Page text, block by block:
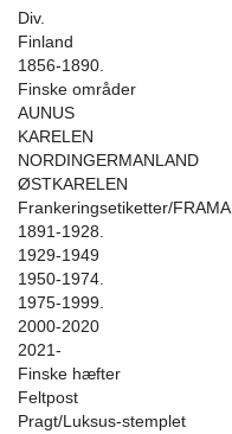
Div.
Finland
1856-1890.
Finske områder
AUNUS
KARELEN
NORDINGERMANLAND
ØSTKARELEN
Frankeringsetiketter/FRAMA
1891-1928.
1929-1949
1950-1974.
1975-1999.
2000-2020
2021-
Finske hæfter
Feltpost
Pragt/Luksus-stemplet